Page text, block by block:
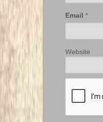
Email *
Website